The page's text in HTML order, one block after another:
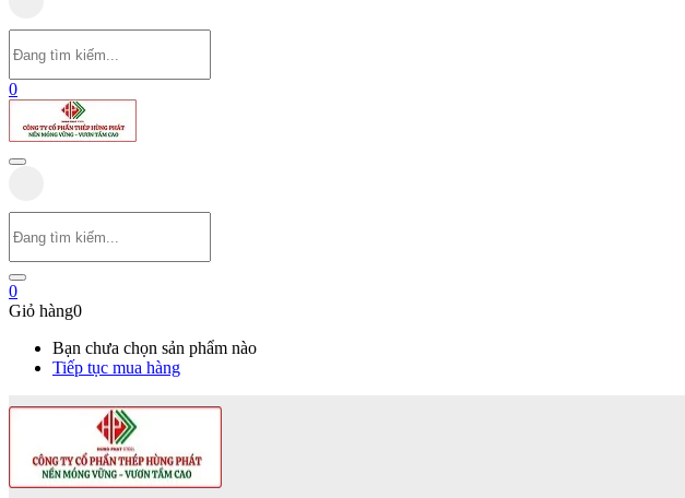
0
0
Giỏ hàng0
Bạn chưa chọn sản phẩm nào
Tiếp tục mua hàng